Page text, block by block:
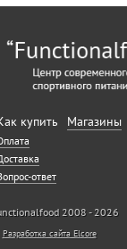
купить
ответ
Магазины
2008 - 2026
Разработка сайта Elcore